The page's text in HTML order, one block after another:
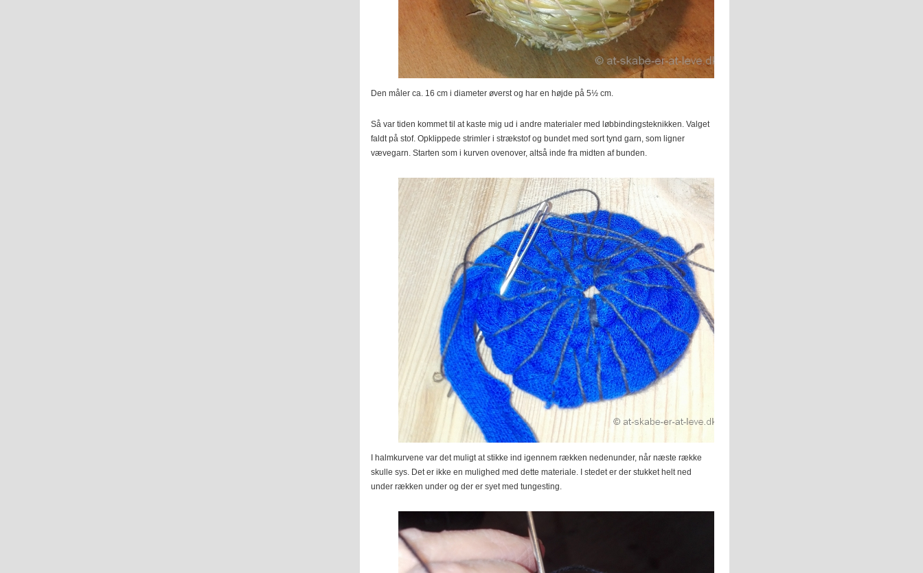
Den måler ca. 16 cm i diameter øverst og har en højde på 5½ cm.
Så var tiden kommet til at kaste mig ud i andre materialer med løbbindingsteknikken. Valget
faldt på stof. Opklippede strimler i strækstof og bundet med sort tynd garn, som ligner
vævegarn. Starten som i kurven ovenover, altså inde fra midten af bunden.
I halmkurvene var det muligt at stikke ind igennem rækken nedenunder, når næste række
skulle sys. Det er ikke en mulighed med dette materiale. I stedet er der stukket helt ned
under rækken under og der er syet med tungesting.